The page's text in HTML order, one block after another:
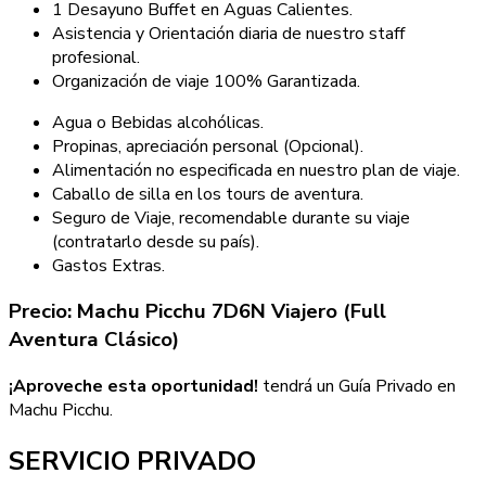
1 Desayuno Buffet en Aguas Calientes.
Asistencia y Orientación diaria de nuestro staff
profesional.
Organización de viaje 100% Garantizada.
Agua o Bebidas alcohólicas.
Propinas, apreciación personal (Opcional).
Alimentación no especificada en nuestro plan de viaje.
Caballo de silla en los tours de aventura.
Seguro de Viaje, recomendable durante su viaje
(contratarlo desde su país).
Gastos Extras.
Precio: Machu Picchu 7D6N Viajero (Full
Aventura Clásico)
¡Aproveche esta oportunidad! tendrá un Guía Privado en
Machu Picchu.
SERVICIO PRIVADO